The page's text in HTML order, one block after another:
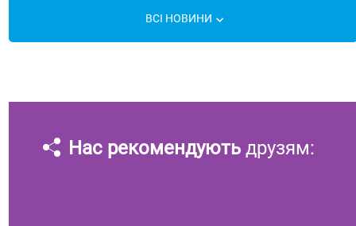
ВСІ НОВИНИ
Нас рекомендуютьдрузям: